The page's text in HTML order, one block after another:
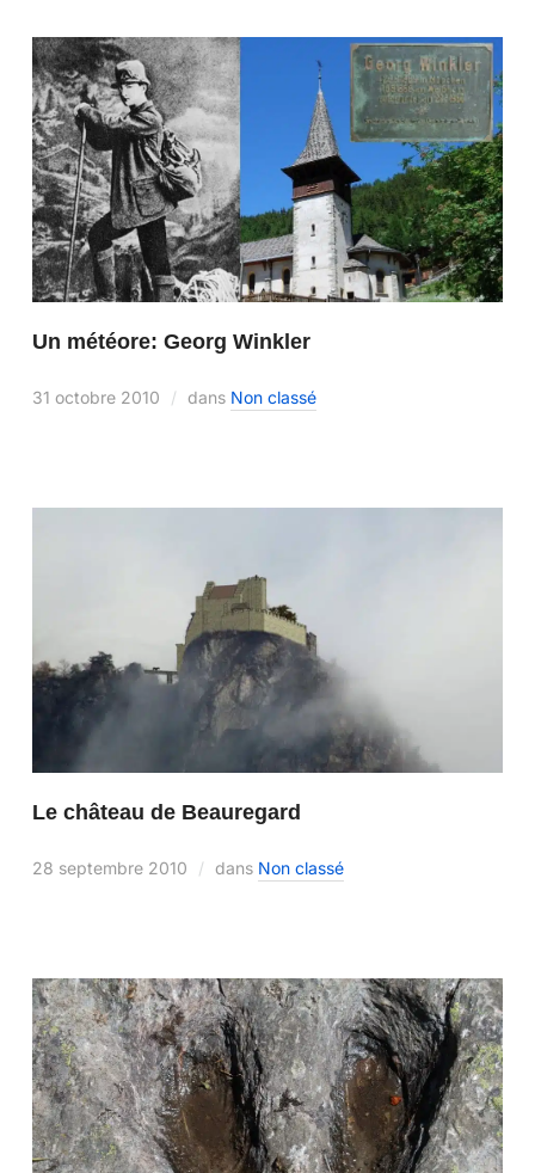
Un météore: Georg Winkler
31 octobre 2010 dans Non classé
Le château de Beauregard
28 septembre 2010 dans Non classé